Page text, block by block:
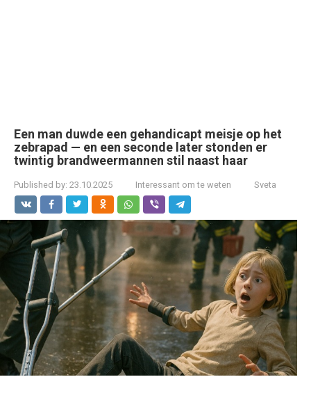
Een man duwde een gehandicapt meisje op het
zebrapad — en een seconde later stonden er
twintig brandweermannen stil naast haar
Published by: 23.10.2025 Interessant om te weten Sveta